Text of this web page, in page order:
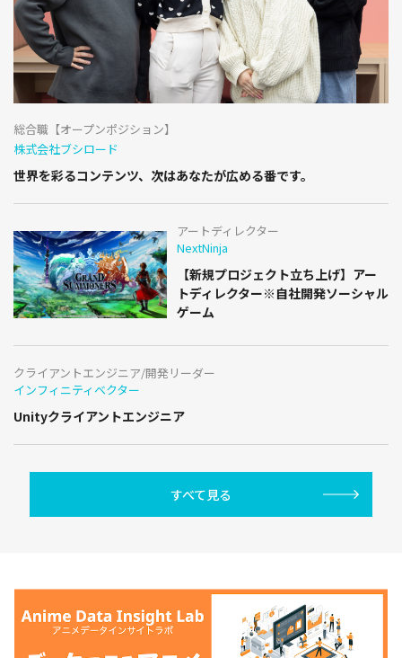
総合職【オープンポジション】
株式会社ブシロード
世界を彩るコンテンツ、次はあなたが広める番です。
アートディレクター
NextNinja
【新規プロジェクト立ち上げ】アー
トディレクター※自社開発ソーシャル
ゲーム
クライアントエンジニア/開発リーダー
インフィニティベクター
Unityクライアントエンジニア
すべて見る